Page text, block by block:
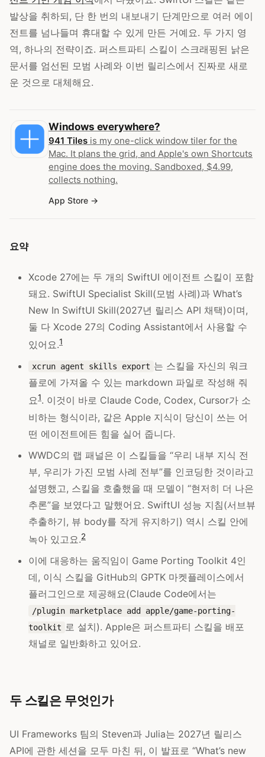
발상을 취하되, 단 한 번의 내보내기 단계만으로 여러 에이
전트를 넘나들며 휴대할 수 있게 만든 거예요. 두 가지 영
역, 하나의 전략이죠. 퍼스트파티 스킬이 스크래핑된 낡은
문서를 엄선된 모범 사례와 이번 릴리스에서 진짜로 새로
운 것으로 대체해요.
Windows everywhere?
941 Tiles is my one-click window tiler for the
Mac. It plans the grid, and Apple's own Shortcuts
engine does the moving. Sandboxed, $4.99,
collects nothing.
App Store
요약
Xcode 27에는 두 개의 SwiftUI 에이전트 스킬이 포함
돼요. SwiftUI Specialist Skill(모범 사례)과 What’s
New In SwiftUI Skill(2027년 릴리스 API 채택)이며,
둘 다 Xcode 27의 Coding Assistant에서 사용할 수
있어요.1
xcrun agent skills export 는 스킬을 자신의 워크
플로에 가져올 수 있는 markdown 파일로 작성해 줘
요1. 이것이 바로 Claude Code, Codex, Cursor가 소
비하는 형식이라, 같은 Apple 지식이 당신이 쓰는 어
떤 에이전트에든 힘을 실어 줍니다.
WWDC의 랩 패널은 이 스킬들을 “우리 내부 지식 전
부, 우리가 가진 모범 사례 전부”를 인코딩한 것이라고
설명했고, 스킬을 호출했을 때 모델이 “현저히 더 나은
추론”을 보였다고 말했어요. SwiftUI 성능 지침(서브뷰
추출하기, 뷰 body를 작게 유지하기) 역시 스킬 안에
녹아 있고요.2
이에 대응하는 움직임이 Game Porting Toolkit 4인
데, 이식 스킬을 GitHub의 GPTK 마켓플레이스에서
플러그인으로 제공해요(Claude Code에서는
/plugin marketplace add apple/game-porting-
toolkit 로 설치). Apple은 퍼스트파티 스킬을 배포
채널로 일반화하고 있어요.
두 스킬은 무엇인가
UI Frameworks 팀의 Steven과 Julia는 2027년 릴리스
API에 관한 세션을 모두 마친 뒤, 이 발표로 “What’s new